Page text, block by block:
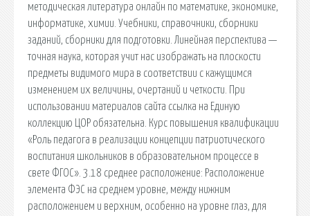
методическая литература онлайн по математике, экономике,
информатике, химии. Учебники, справочники, сборники
заданий, сборники для подготовки. Линейная перспектива —
точная наука, которая учит нас изображать на плоскости
предметы видимого мира в соответствии с кажущимся
изменением их величины, очертаний и четкости. При
использовании материалов сайта ссылка на Единую
коллекцию ЦОР обязательна. Курс повышения квалификации
«Роль педагога в реализации концепции патриотического
воспитания школьников в образовательном процессе в
свете ФГОС». 3.18 среднее расположение: Расположение
элемента ФЭС на среднем уровне, между нижним
расположением и верхним, особенно на уровне глаз, для